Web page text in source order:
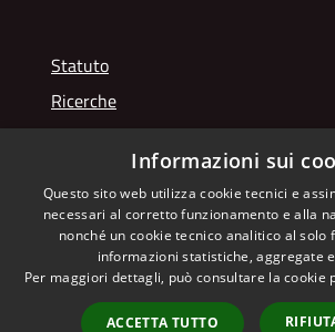
Statuto
Ricerche
Videogallery
Photogallery
RSS
Accessibilità
by
Informazioni sui
Questo sito web utilizza cookie tecnici e
necessari al corretto funzionamento e alla
nonché un cookie tecnico analitico al solo
informazioni statistiche, aggregate
Per maggiori dettagli, può consultare la cookie
ACCETTA TUTTO